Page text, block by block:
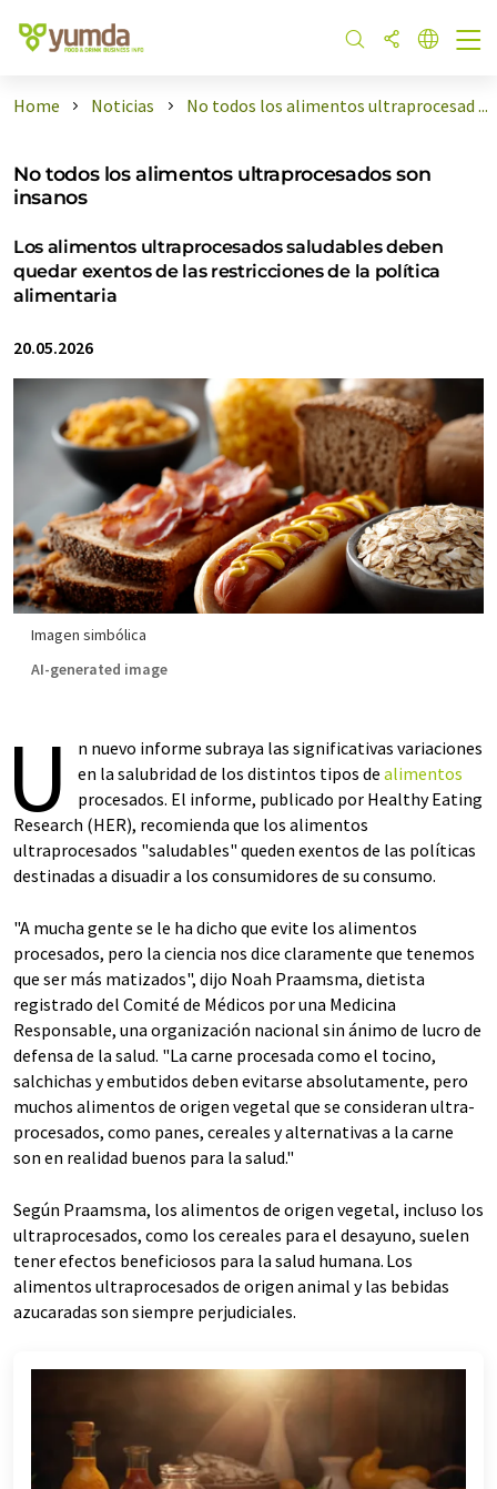
Home Noticias No todos los alimentos ultraprocesad ...
No todos los alimentos ultraprocesados son
insanos
Los alimentos ultraprocesados saludables deben
quedar exentos de las restricciones de la política
alimentaria
20.05.2026
Imagen simbólica
AI-generated image
U
n nuevo informe subraya las significativas variaciones
en la salubridad de los distintos tipos de alimentos
procesados. El informe, publicado por Healthy Eating
Research (HER), recomienda que los alimentos
ultraprocesados "saludables" queden exentos de las políticas
destinadas a disuadir a los consumidores de su consumo.
"A mucha gente se le ha dicho que evite los alimentos
procesados, pero la ciencia nos dice claramente que tenemos
que ser más matizados", dijo Noah Praamsma, dietista
registrado del Comité de Médicos por una Medicina
Responsable, una organización nacional sin ánimo de lucro de
defensa de la salud. "La carne procesada como el tocino,
salchichas y embutidos deben evitarse absolutamente, pero
muchos alimentos de origen vegetal que se consideran ultra-
procesados, como panes, cereales y alternativas a la carne
son en realidad buenos para la salud."
Según Praamsma, los alimentos de origen vegetal, incluso los
ultraprocesados, como los cereales para el desayuno, suelen
tener efectos beneficiosos para la salud humana. Los
alimentos ultraprocesados de origen animal y las bebidas
azucaradas son siempre perjudiciales.